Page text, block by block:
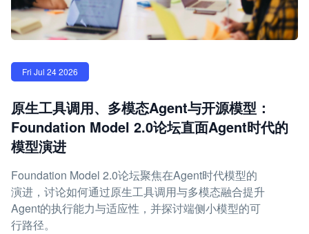
Fri Jul 24 2026
原生工具调用、多模态Agent与开源模型：
Foundation Model 2.0论坛直面Agent时代的
模型演进
Foundation Model 2.0论坛聚焦在Agent时代模型的
演进，讨论如何通过原生工具调用与多模态融合提升
Agent的执行能力与适应性，并探讨端侧小模型的可
行路径。